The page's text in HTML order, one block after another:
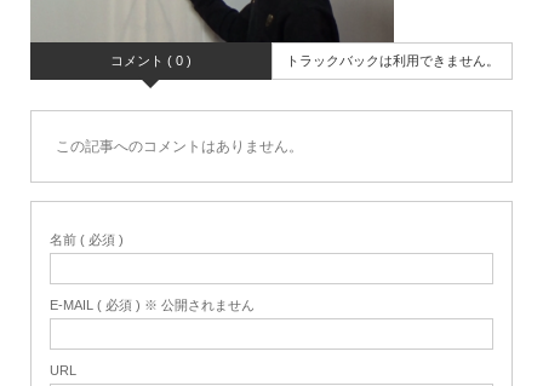
コメント ( 0 ) トラックバックは利用できません。
この記事へのコメントはありません。
名前 ( 必須 )
E-MAIL ( 必須 ) ※ 公開されません
URL